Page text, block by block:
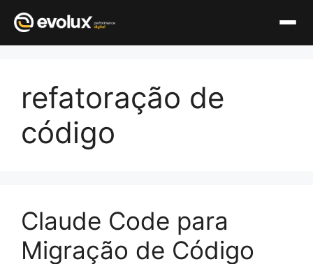
conteúdo
refatoração de
código
Claude Code para
Migração de Código